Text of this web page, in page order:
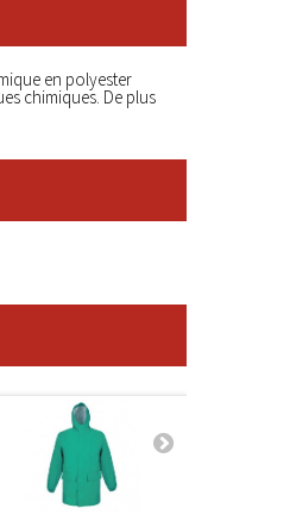
en polyester
chimiques. De plus